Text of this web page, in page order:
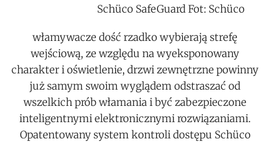
Schüco SafeGuard Fot: Schüco
włamywacze dość rzadko wybierają strefę
wejściową, ze względu na wyeksponowany
charakter i oświetlenie, drzwi zewnętrzne powinny
już samym swoim wyglądem odstraszać od
wszelkich prób włamania i być zabezpieczone
inteligentnymi elektronicznymi rozwiązaniami.
Opatentowany system kontroli dostępu Schüco